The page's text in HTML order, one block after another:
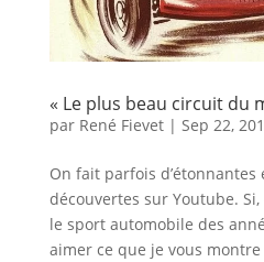
« Le plus beau circuit du
par René Fievet| Sep 22,
On fait parfois d’étonnantes
découvertes sur Youtube.
le sport automobile des
aimer ce que je vous montre